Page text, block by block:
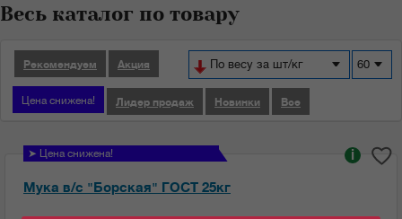
Весь каталог по товару
60
По весу за шт/кг
Рекомендуем Акция
Цена снижена! Лидер продаж Новинки Все
➤ Цена снижена!
Мука в/с "Борская" ГОСТ 25кг
i